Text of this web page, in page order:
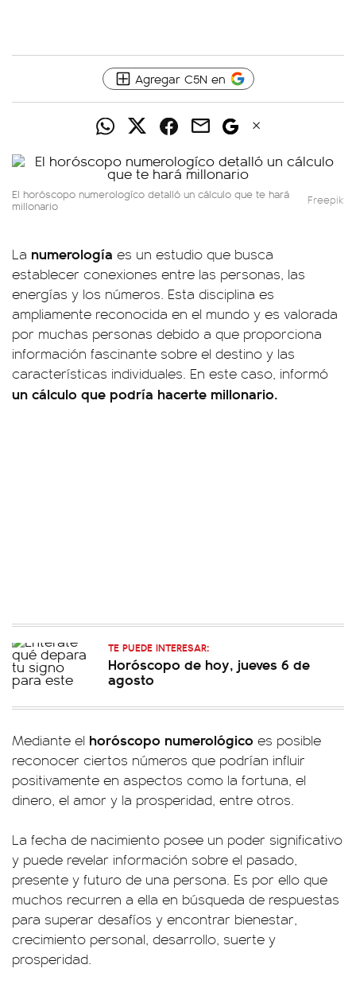
Agregar C5N en
El horóscopo numerologíco detalló un cálculo que te hará
millonario Freepik
La numerología es un estudio que busca
establecer conexiones entre las personas, las
energías y los números. Esta disciplina es
ampliamente reconocida en el mundo y es valorada
por muchas personas debido a que proporciona
información fascinante sobre el destino y las
características individuales. En este caso, informó
un cálculo que podría hacerte millonario.
TE PUEDE INTERESAR:
Horóscopo de hoy, jueves 6 de
agosto
Mediante el horóscopo numerológico es posible
reconocer ciertos números que podrían influir
positivamente en aspectos como la fortuna, el
dinero, el amor y la prosperidad, entre otros.
La fecha de nacimiento posee un poder significativo
y puede revelar información sobre el pasado,
presente y futuro de una persona. Es por ello que
muchos recurren a ella en búsqueda de respuestas
para superar desafíos y encontrar bienestar,
crecimiento personal, desarrollo, suerte y
prosperidad.